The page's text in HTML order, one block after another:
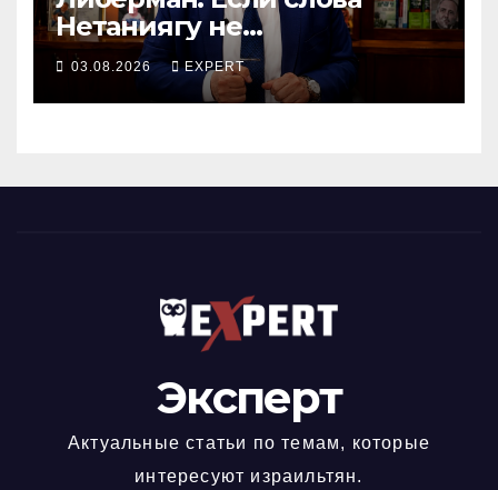
Нетаниягу не
предвыборный трюк, пусть
докажет это делом
03.08.2026 EXPERT
Эксперт
Актуальные статьи по темам, которые
интересуют израильтян.